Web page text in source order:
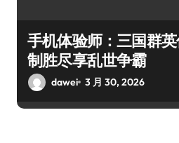
手机体验师：三国群
制胜尽享乱世争霸
dawei 3 月 30, 2026